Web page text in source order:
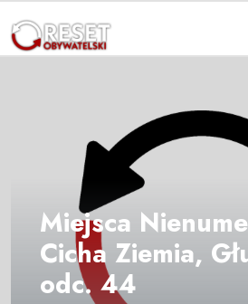
Miejsca
Cicha Ziemia,
odc. 44